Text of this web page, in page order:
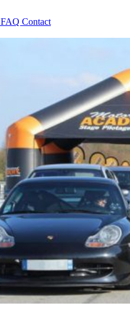
FAQ Contact